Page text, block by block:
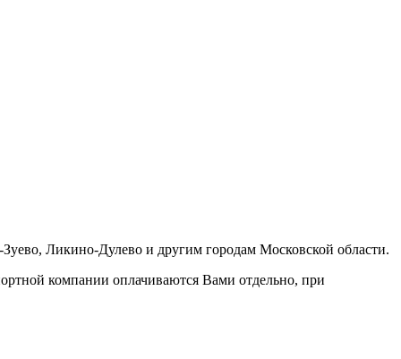
Ликино-Дулево и другим городам Московской области.
компании оплачиваются Вами отдельно, при